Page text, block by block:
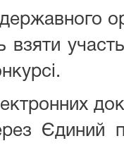
взяти
Єдиний